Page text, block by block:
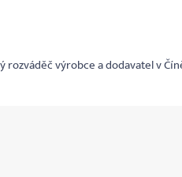
výrobce a dodavatel v